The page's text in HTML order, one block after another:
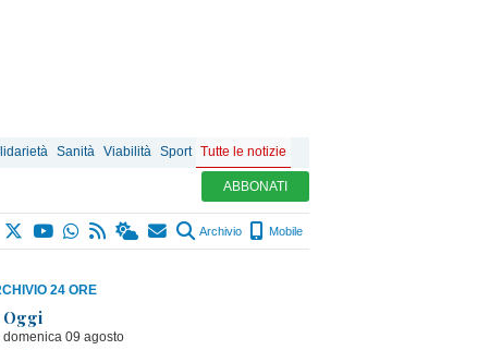
Sanità Viabilità Sport Tutte le notizie
ABBONATI
Archivio Mobile
24 ORE
Oggi
domenica 09 agosto